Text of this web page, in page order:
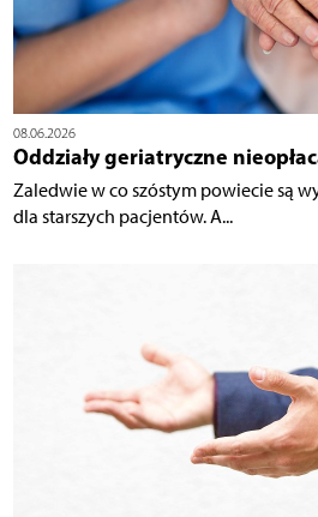
08.06.2026
Oddziały geriatryczne
Zaledwie w co szóstym powiecie są
dla starszych pacjentów. A...